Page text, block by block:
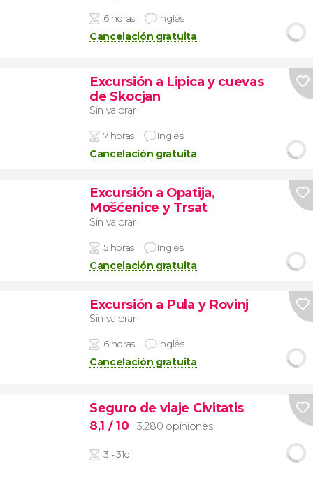
6 horas Inglés
Cancelación gratuita
Excursión a Lipica y cuevas
de Skocjan
Sin valorar
7 horas Inglés
Cancelación gratuita
Excursión a Opatija,
Mošćenice y Trsat
Sin valorar
5 horas Inglés
Cancelación gratuita
Excursión a Pula y Rovinj
Sin valorar
6 horas Inglés
Cancelación gratuita
Seguro de viaje Civitatis
8,1 / 10 3.280 opiniones
3 - 31d